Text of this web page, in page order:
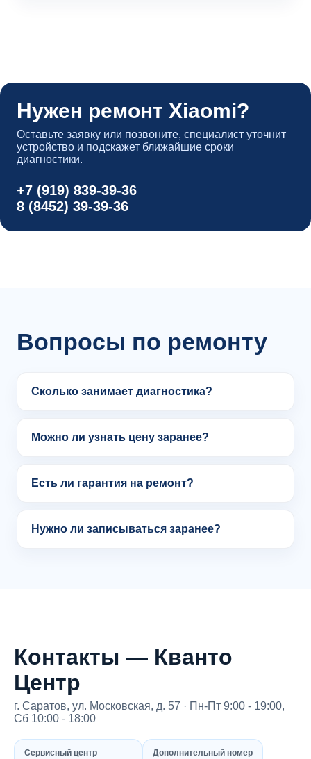
Нужен ремонт Xiaomi?
Оставьте заявку или позвоните, специалист уточнит
устройство и подскажет ближайшие сроки
диагностики.
+7 (919) 839-39-36
8 (8452) 39-39-36
Вопросы по ремонту
Сколько занимает диагностика?
Можно ли узнать цену заранее?
Есть ли гарантия на ремонт?
Нужно ли записываться заранее?
Контакты — Кванто
Центр
г. Саратов, ул. Московская, д. 57 · Пн-Пт 9:00 - 19:00,
Сб 10:00 - 18:00
Сервисный центр Дополнительный номер